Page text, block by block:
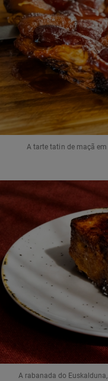
A tarte tatin de maçã
A rabanada do